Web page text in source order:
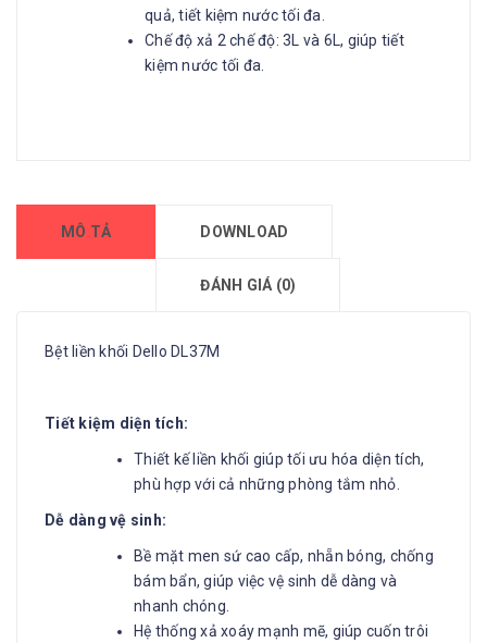
quả, tiết kiệm nước tối đa.
Chế độ xả 2 chế độ: 3L và 6L, giúp tiết
kiệm nước tối đa.
MÔ TẢ DOWNLOAD
ĐÁNH GIÁ (0)
Bệt liền khối Dello DL37M
Tiết kiệm diện tích:
Thiết kế liền khối giúp tối ưu hóa diện tích,
phù hợp với cả những phòng tắm nhỏ.
Dễ dàng vệ sinh:
Bề mặt men sứ cao cấp, nhẵn bóng, chống
bám bẩn, giúp việc vệ sinh dễ dàng và
nhanh chóng.
Hệ thống xả xoáy mạnh mẽ, giúp cuốn trôi